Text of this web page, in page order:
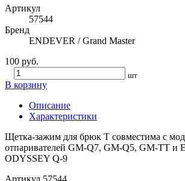
Артикул
57544
Бренд
ENDEVER / Grand Master
100 руб.
шт
В корзину
Описание
Характеристики
Щетка-зажим для брюк T совместима с
отпаривателей GM-Q7, GM-Q5, GM-TT и
ODYSSEY Q-9
Артикул 57544